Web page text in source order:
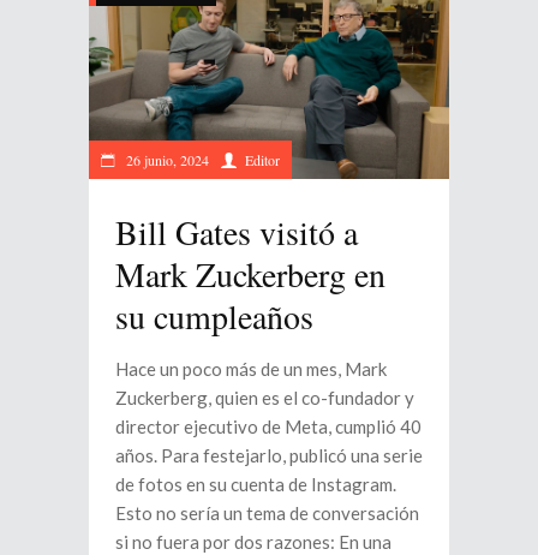
26 junio, 2024 Editor
Bill Gates visitó a
Mark Zuckerberg en
su cumpleaños
Hace un poco más de un mes, Mark
Zuckerberg, quien es el co-fundador y
director ejecutivo de Meta, cumplió 40
años. Para festejarlo, publicó una serie
de fotos en su cuenta de Instagram.
Esto no sería un tema de conversación
si no fuera por dos razones: En una